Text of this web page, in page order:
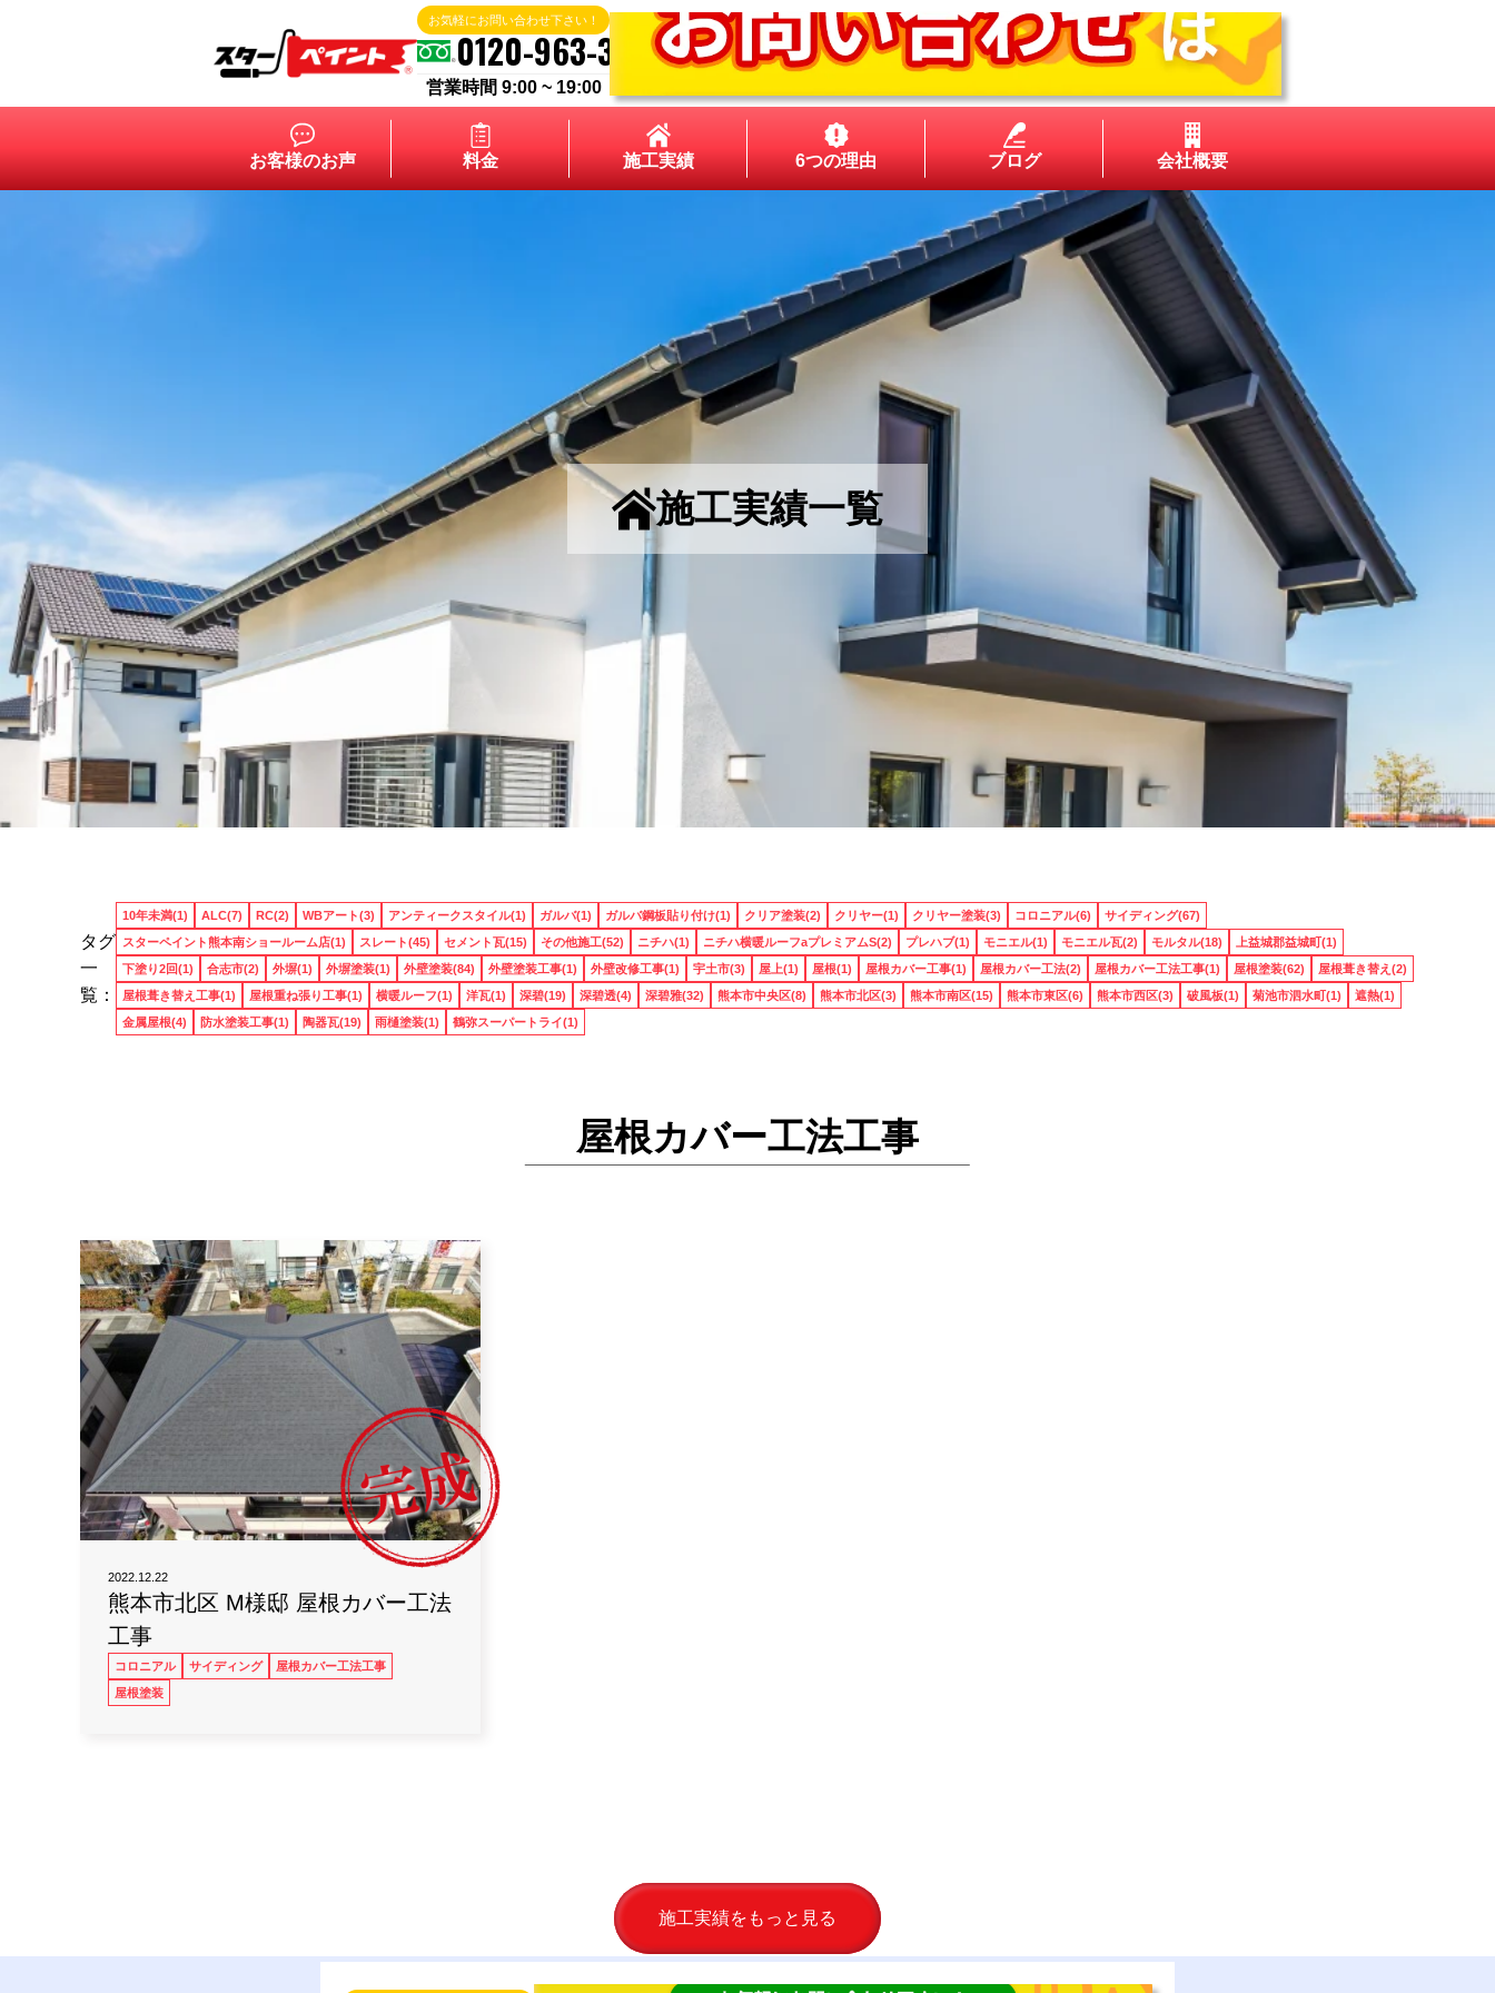
お気軽にお問い合わせ下さい！
0120-963-324
営業時間 9:00 ~ 19:00
お客様のお声 料金 施工実績 6つの理由 ブログ 会社概要
施工実績一覧
タグ
一
覧：
10年未満(1) ALC(7) RC(2) WBアート(3) アンティークスタイル(1) ガルバ(1) ガルバ鋼板貼り付け(1) クリア塗装(2) クリヤー(1) クリヤー塗装(3) コロニアル(6)
サイディング(67)
スターペイント熊本南ショールーム店(1)
スレート(45) セメント瓦(15) その他施工(52) ニチハ(1) ニチハ横暖ルーフaプレミアムS(2) プレハブ(1) モニエル(1) モニエル瓦(2) モルタル(18)
上益城郡益城町(1)
下塗り2回(1)
合志市(2) 外塀(1) 外塀塗装(1) 外壁塗装(84) 外壁塗装工事(1) 外壁改修工事(1) 宇土市(3) 屋上(1) 屋根(1) 屋根カバー工事(1) 屋根カバー工法(2) 屋根カバー工法工事(1) 屋根塗装(62)
屋根葺き替え(2)
屋根葺き替え工事(1)
屋根重ね張り工事(1) 横暖ルーフ(1) 洋瓦(1) 深碧(19) 深碧透(4) 深碧雅(32) 熊本市中央区(8) 熊本市北区(3) 熊本市南区(15) 熊本市東区(6) 熊本市西区(3) 破風板(1) 菊池市泗水町(1)
遮熱(1)
金属屋根(4)
防水塗装工事(1) 陶器瓦(19) 雨樋塗装(1) 鶴弥スーパートライ(1)
屋根カバー工法工事
2022.12.22
熊本市北区 M様邸 屋根カバー工法
工事
コロニアル サイディング
屋根カバー工法工事
屋根塗装
施工実績をもっと見る